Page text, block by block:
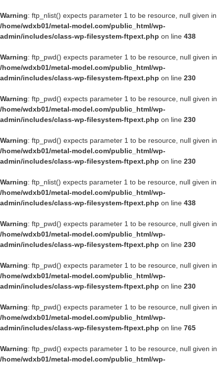
Warning: ftp_nlist() expects parameter 1 to be resource, null given in
/home/wdxb01/metal-model.com/public_html/wp-
admin/includes/class-wp-filesystem-ftpext.php on line 438
Warning: ftp_pwd() expects parameter 1 to be resource, null given in
/home/wdxb01/metal-model.com/public_html/wp-
admin/includes/class-wp-filesystem-ftpext.php on line 230
Warning: ftp_pwd() expects parameter 1 to be resource, null given in
/home/wdxb01/metal-model.com/public_html/wp-
admin/includes/class-wp-filesystem-ftpext.php on line 230
Warning: ftp_pwd() expects parameter 1 to be resource, null given in
/home/wdxb01/metal-model.com/public_html/wp-
admin/includes/class-wp-filesystem-ftpext.php on line 230
Warning: ftp_nlist() expects parameter 1 to be resource, null given in
/home/wdxb01/metal-model.com/public_html/wp-
admin/includes/class-wp-filesystem-ftpext.php on line 438
Warning: ftp_pwd() expects parameter 1 to be resource, null given in
/home/wdxb01/metal-model.com/public_html/wp-
admin/includes/class-wp-filesystem-ftpext.php on line 230
Warning: ftp_pwd() expects parameter 1 to be resource, null given in
/home/wdxb01/metal-model.com/public_html/wp-
admin/includes/class-wp-filesystem-ftpext.php on line 230
Warning: ftp_pwd() expects parameter 1 to be resource, null given in
/home/wdxb01/metal-model.com/public_html/wp-
admin/includes/class-wp-filesystem-ftpext.php on line 765
Warning: ftp_pwd() expects parameter 1 to be resource, null given in
/home/wdxb01/metal-model.com/public_html/wp-